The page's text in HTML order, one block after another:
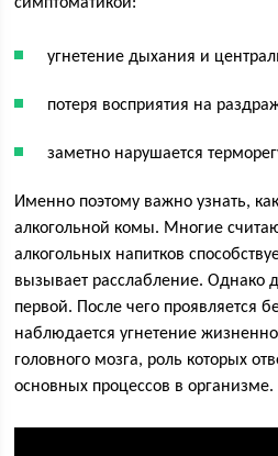
угнетение дыхания и
потеря восприятия на
заметно нарушается
Именно поэтому важно узнать,
алкогольной комы. Многие
алкогольных напитков
вызывает расслабление. Однако
первой. После чего проявляется
наблюдается угнетение
головного мозга, роль которых
основных процессов в организме.